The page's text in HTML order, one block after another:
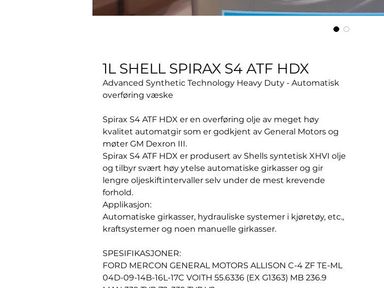
1L SHELL SPIRAX S4 ATF HDX
Advanced Synthetic Technology Heavy Duty - Automatisk
overføring væske
Spirax S4 ATF HDX er en overføring olje av meget høy
kvalitet automatgir som er godkjent av General Motors og
møter GM Dexron III.
Spirax S4 ATF HDX er produsert av Shells syntetisk XHVI olje
og tilbyr svært høy ytelse automatiske girkasser og gir
lengre oljeskiftintervaller selv under de mest krevende
forhold.
Applikasjon:
Automatiske girkasser, hydrauliske systemer i kjøretøy, etc.,
kraftsystemer og noen manuelle girkasser.
SPESIFIKASJONER:
FORD MERCON GENERAL MOTORS ALLISON C-4 ZF TE-ML
04D-09-14B-16L-17C VOITH 55.6336 (EX G1363) MB 236.9